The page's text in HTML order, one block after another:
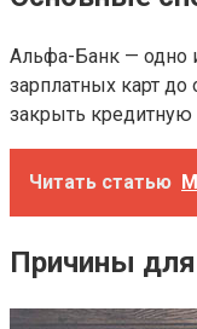
Альфа-Банк — одно
зарплатных карт до
закрыть кредитную
Читать статью
Причины